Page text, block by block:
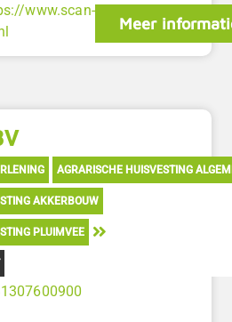
www.scan-
Meer
AGRARISCHE HUISVESTING
AKKERBOUW
PLUIMVEE